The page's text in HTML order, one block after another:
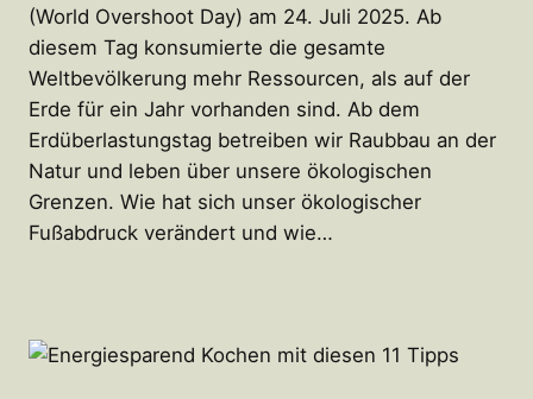
(World Overshoot Day) am 24. Juli 2025. Ab
diesem Tag konsumierte die gesamte
Weltbevölkerung mehr Ressourcen, als auf der
Erde für ein Jahr vorhanden sind. Ab dem
Erdüberlastungstag betreiben wir Raubbau an der
Natur und leben über unsere ökologischen
Grenzen. Wie hat sich unser ökologischer
Fußabdruck verändert und wie…